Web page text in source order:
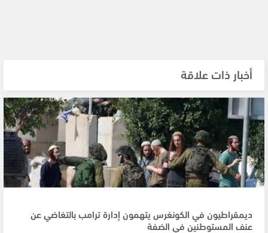
أخبار ذات علاقة
ديمقراطيون في الكونغرس يتهمون إدارة ترامب بالتغاضي عن
عنف المستوطنين في الضفة